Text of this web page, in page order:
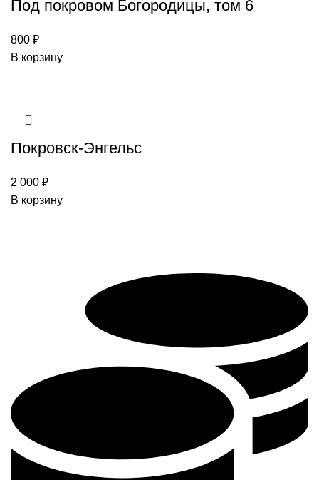
Под покровом Богородицы, том 6
800 ₽
В корзину
Покровск-Энгельс
2 000 ₽
В корзину